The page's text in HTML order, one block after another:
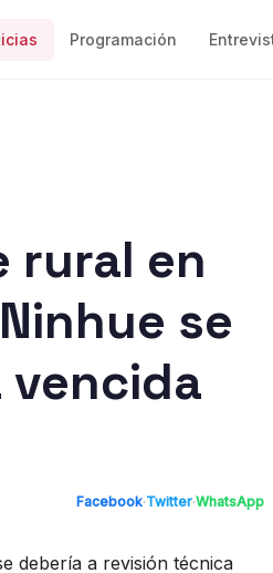
Programación
rural en
se
Facebook·Twitter·WhatsApp